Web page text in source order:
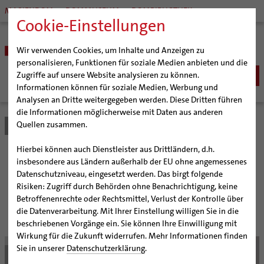
Cookie-Einstellungen
Wir verwenden Cookies, um Inhalte und Anzeigen zu
personalisieren, Funktionen für soziale Medien anbieten und die
Zugriffe auf unsere Website analysieren zu können.
Informationen können für soziale Medien, Werbung und
Analysen an Dritte weitergegeben werden. Diese Dritten führen
die Informationen möglicherweise mit Daten aus anderen
Quellen zusammen.
Hierbei können auch Dienstleister aus Drittländern, d.h.
insbesondere aus Ländern außerhalb der EU ohne angemessenes
Datenschutzniveau, eingesetzt werden. Das birgt folgende
Risiken: Zugriff durch Behörden ohne Benachrichtigung, keine
Betroffenenrechte oder Rechtsmittel, Verlust der Kontrolle über
die Datenverarbeitung. Mit Ihrer Einstellung willigen Sie in die
beschriebenen Vorgänge ein. Sie können Ihre Einwilligung mit
Wirkung für die Zukunft widerrufen. Mehr Informationen finden
Sie in unserer Datenschutzerklärung.
MARIENDOM DOMMUSEUM DOMBIBLIOTHEK
BISTUM
Bischöfe
Weihbischof Dr. Martin Marahrens
Bischof em. Norbert Trelle
Weihbischof em. Bongartz
Weihbischof em. Schwerdtfeger
Weihbischof em. Koitz
Bischof em. Dr. Wüstenberg
Generalvikariat
Gremien
Diözesangericht
Gemeindegremien
Pfarrgemeinden
Hildesheimer Dom
Virtueller Rundgang durch den Dom
Tausendjähriger Rosenstock
Die Hildesheimer Dommusik
Wallfahrten | Pilgern
Termine Wallfahrten und Pilgern
Jakobswege im Bistum Hildesheim
Veranstaltungen
Strategieprozess
Jugend
Bistum Hildesheim
Aufbrechen und bleiben
Heinz-Günter Bongartz ist noch immer überrascht von
seiner Bischofsernennung
© Hahn